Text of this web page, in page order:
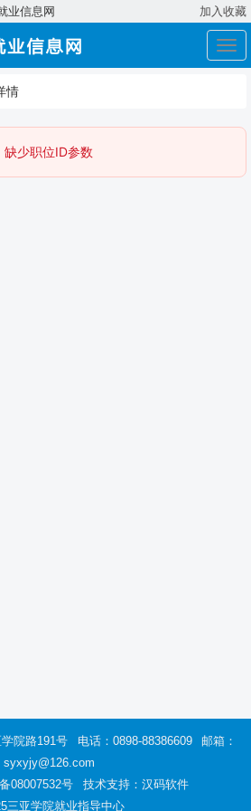
业信息网 加入收藏
展
开
情
缺少职位ID参数
院路191号 电话：0898-88386609
邮箱：
syxyjy@126.com
08007532号
技术支持：汉码软件
三亚学院就业指导中心